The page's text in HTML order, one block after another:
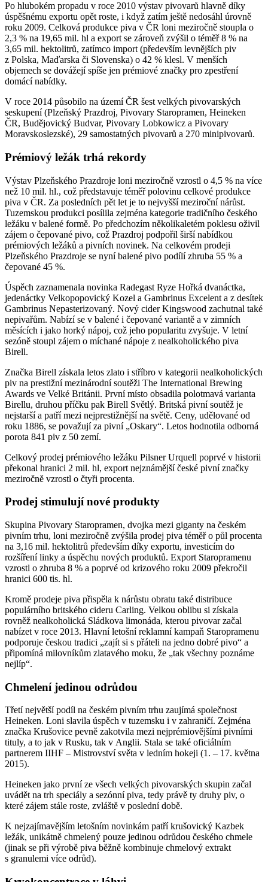
Po hlubokém propadu v roce 2010 výstav pivovarů hlavně díky
úspěšnému exportu opět roste, i když zatím ještě nedosáhl úrovně
roku 2009. Celková produkce piva v ČR loni meziročně stoupla o
2,3 % na 19,65 mil. hl a export se zároveň zvýšil o téměř 8 % na
3,65 mil. hektolitrů, zatímco import (především levnějších piv
z Polska, Maďarska či Slovenska) o 42 % klesl. V menších
objemech se dovážejí spíše jen prémiové značky pro zpestření
domácí nabídky.
V roce 2014 působilo na území ČR šest velkých pivovarských
seskupení (Plzeňský Prazdroj, Pivovary Staropramen, Heineken
ČR, Budějovický Budvar, Pivovary Lobkowicz a Pivovary
Moravskoslezské), 29 samostatných pivovarů a 270 minipivovarů.
Prémiový ležák trhá rekordy
Výstav Plzeňského Prazdroje loni meziročně vzrostl o 4,5 % na více
než 10 mil. hl., což představuje téměř polovinu celkové produkce
piva v ČR. Za posledních pět let je to nejvyšší meziroční nárůst.
Tuzemskou produkci posílila zejména kategorie tradičního českého
ležáku v balené formě. Po předchozím několikaletém poklesu oživil
zájem o čepované pivo, což Prazdroj podpořil širší nabídkou
prémiových ležáků a pivních novinek. Na celkovém prodeji
Plzeňského Prazdroje se nyní balené pivo podílí zhruba 55 % a
čepované 45 %.
Úspěch zaznamenala novinka Radegast Ryze Hořká dvanáctka,
jedenáctky Velkopopovický Kozel a Gambrinus Excelent a z desítek
Gambrinus Nepasterizovaný. Nový cider Kingswood zachutnal také
nepivařům. Nabízí se v balené i čepované variantě a v zimních
měsících i jako horký nápoj, což jeho popularitu zvyšuje. V letní
sezóně stoupl zájem o míchané nápoje z nealkoholického piva
Birell.
Značka Birell získala letos zlato i stříbro v kategorii nealkoholických
piv na prestižní mezinárodní soutěži The International Brewing
Awards ve Velké Británii. První místo obsadila polotmavá varianta
Birellu, druhou příčku pak Birell Světlý. Britská pivní soutěž je
nejstarší a patří mezi nejprestižnější na světě. Ceny, udělované od
roku 1886, se považují za pivní „Oskary“. Letos hodnotila odborná
porota 841 piv z 50 zemí.
Celkový prodej prémiového ležáku Pilsner Urquell poprvé v historii
překonal hranici 2 mil. hl, export nejznámější české pivní značky
meziročně vzrostl o čtyři procenta.
Prodej stimulují nové produkty
Skupina Pivovary Staropramen, dvojka mezi giganty na českém
pivním trhu, loni meziročně zvýšila prodej piva téměř o půl procenta
na 3,16 mil. hektolitrů především díky exportu, investicím do
rozšíření linky a úspěchu nových produktů. Export Staropramenu
vzrostl o zhruba 8 % a poprvé od krizového roku 2009 překročil
hranici 600 tis. hl.
Kromě prodeje piva přispěla k nárůstu obratu také distribuce
populárního britského cideru Carling. Velkou oblibu si získala
rovněž nealkoholická Sládkova limonáda, kterou pivovar začal
nabízet v roce 2013. Hlavní letošní reklamní kampaň Staropramenu
podporuje českou tradici „zajít si s přáteli na jedno dobré pivo“ a
připomíná milovníkům zlatavého moku, že „tak všechny poznáme
nejlíp“.
Chmelení jedinou odrůdou
Třetí největší podíl na českém pivním trhu zaujímá společnost
Heineken. Loni slavila úspěch v tuzemsku i v zahraničí. Zejména
značka Krušovice pevně zakotvila mezi nejprémiovějšími pivními
tituly, a to jak v Rusku, tak v Anglii. Stala se také oficiálním
partnerem IIHF – Mistrovství světa v ledním hokeji (1. – 17. května
2015).
Heineken jako první ze všech velkých pivovarských skupin začal
uvádět na trh speciály a sezónní piva, tedy právě ty druhy piv, o
které zájem stále roste, zvláště v poslední době.
K nejzajímavějším letošním novinkám patří krušovický Kazbek
ležák, unikátně chmelený pouze jedinou odrůdou českého chmele
(jinak se při výrobě piva běžně kombinuje chmelový extrakt
s granulemi více odrůd).